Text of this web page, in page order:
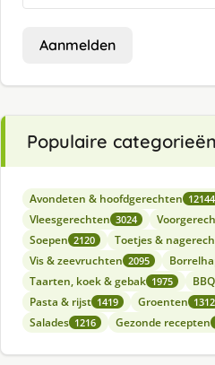
Aanmelden
Populaire categorieën
Avondeten & hoofdgerechten 12144
Vleesgerechten 3024
Soepen 2120 Toetjes &
Vis & zeevruchten 2095
Taarten, koek & gebak 1975
Pasta & rijst 1419 Groenten 1312
Salades 1216 Gezonde recepten